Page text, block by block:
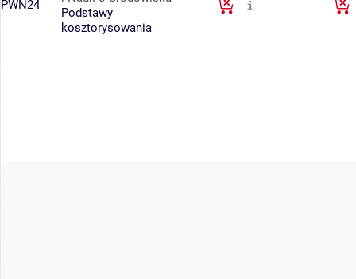
PWN24
Podstawy
kosztorysowania